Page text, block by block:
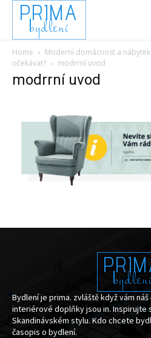
PRIMA
bydlení
Home
Moderní domácnost a
očekávat?
modrrní uvod
modrrní uvod
Bydlení je prima. zvláště když vám
interiérové doplňky jsou in. Inspirujte
Skandinávském stylu. Kdo chcete
časopis o bydlení.